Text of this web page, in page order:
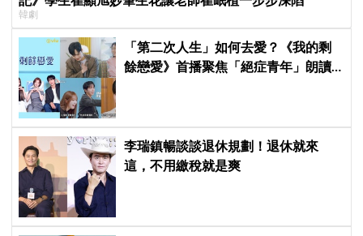
韓劇
「第二次人生」如何去愛？《我的剩
餘戀愛》首播聚焦「絕症青年」朗讀
李瑞鎮暢談談退休規劃！退休就來
這，不用繳稅就是爽